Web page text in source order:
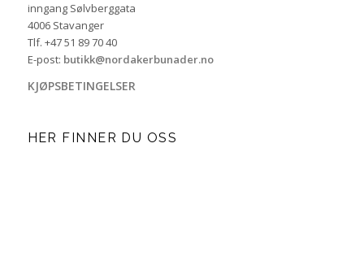
inngang Sølvberggata
4006 Stavanger
Tlf. +47 51 89 70 40
E-post: butikk@nordakerbunader.no
KJØPSBETINGELSER
HER FINNER DU OSS